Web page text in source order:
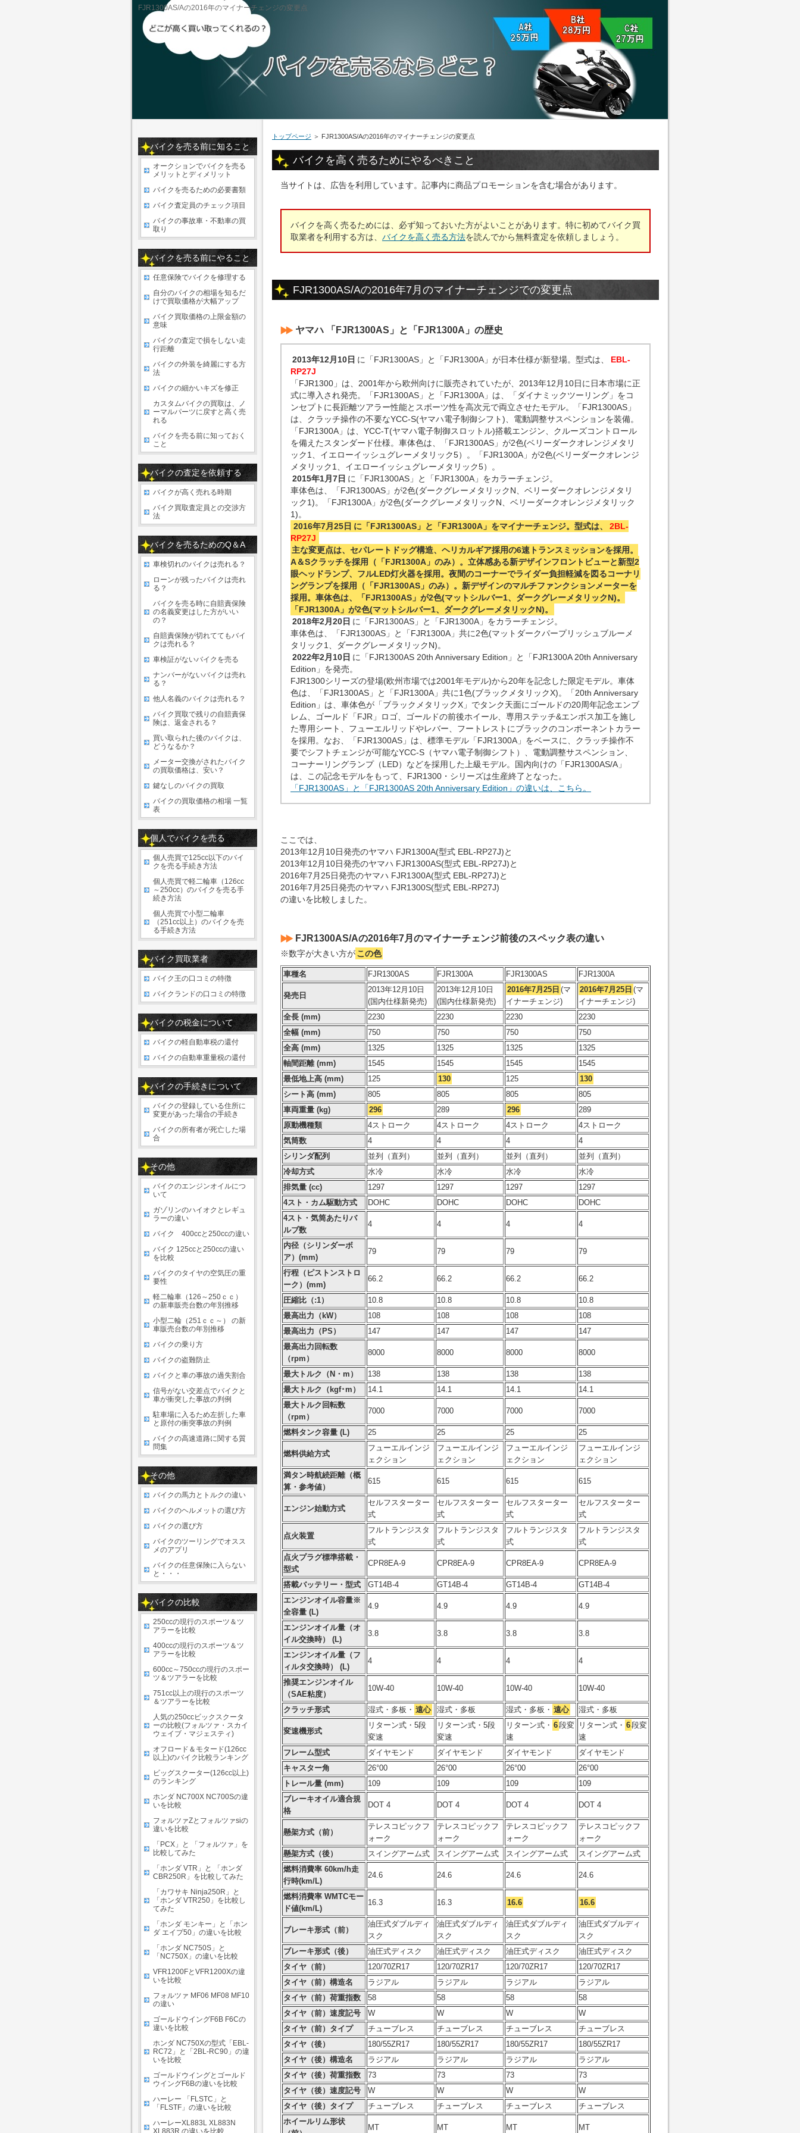
FJR1300AS/Aの2016年のマイナーチェンジの変更点
トップページ ＞ FJR1300AS/Aの2016年のマイナーチェンジの変更点
バイクを高く売るためにやるべきこと
当サイトは、広告を利用しています。記事内に商品プロモーションを含む場合があります。
バイクを高く売るためには、必ず知っておいた方がよいことがあります。特に初めてバイク買
取業者を利用する方は、 バイクを高く売る方法を読んでから無料査定を依頼しましょう。
FJR1300AS/Aの2016年7月のマイナーチェンジでの変更点
ヤマハ 「FJR1300AS」と「FJR1300A」の歴史
2013年12月10日 に「FJR1300AS」と「FJR1300A」が日本仕様が新登場。型式は、
EBL-
RP27J
「FJR1300」は、2001年から欧州向けに販売されていたが、2013年12月10日に日本市場に正
式に導入され発売。「FJR1300AS」と「FJR1300A」は、「ダイナミックツーリング」をコ
ンセプトに長距離ツアラー性能とスポーツ性を高次元で両立させたモデル。「FJR1300AS」
は、クラッチ操作の不要なYCC-S(ヤマハ電子制御シフト)、電動調整サスペンションを装備。
「FJR1300A」は、YCC-T(ヤマハ電子制御スロットル)搭載エンジン、クルーズコントロール
を備えたスタンダード仕様。車体色は、「FJR1300AS」が2色(ベリーダークオレンジメタリ
ック1、イエローイッシュグレーメタリック5）。「FJR1300A」が2色(ベリーダークオレンジ
メタリック1、イエローイッシュグレーメタリック5）。
2015年1月7日 に「FJR1300AS」と「FJR1300A」をカラーチェンジ。
車体色は、「FJR1300AS」が2色(ダークグレーメタリックN、ベリーダークオレンジメタリ
ック1)。「FJR1300A」が2色(ダークグレーメタリックN、ベリーダークオレンジメタリック
1)。
2016年7月25日 に「FJR1300AS」と「FJR1300A」をマイナーチェンジ。型式は、
2BL-
RP27J
主な変更点は、セパレートドッグ構造、ヘリカルギア採用の6速トランスミッションを採用。
A＆Sクラッチを採用（「FJR1300A」のみ）。立体感ある新デザインフロントビューと新型2
眼ヘッドランプ、フルLED灯火器を採用。夜間のコーナーでライダー負担軽減を図るコーナリ
ングランプを採用（「FJR1300AS」のみ）。新デザインのマルチファンクションメーターを
採用。車体色は、「FJR1300AS」が2色(マットシルバー1、ダークグレーメタリックN)。
「FJR1300A」が2色(マットシルバー1、ダークグレーメタリックN)。
2018年2月20日 に「FJR1300AS」と「FJR1300A」をカラーチェンジ。
車体色は、「FJR1300AS」と「FJR1300A」共に2色(マットダークパープリッシュブルーメ
タリック1、ダークグレーメタリックN)。
2022年2月10日 に「FJR1300AS 20th Anniversary Edition」と「FJR1300A 20th Anniversary
Edition」を発売。
FJR1300シリーズの登場(欧州市場では2001年モデル)から20年を記念した限定モデル。車体
色は、「FJR1300AS」と「FJR1300A」共に1色(ブラックメタリックX)。「20th Anniversary
Edition」は、車体色が「ブラックメタリックX」でタンク天面にゴールドの20周年記念エンブ
レム、ゴールド「FJR」ロゴ、ゴールドの前後ホイール、専用ステッチ&エンボス加工を施し
た専用シート、フューエルリッドやレバー、フートレストにブラックのコンポーネントカラー
を採用。なお、「FJR1300AS」は、標準モデル「FJR1300A」をベースに、クラッチ操作不
要でシフトチェンジが可能なYCC-S（ヤマハ電子制御シフト）、電動調整サスペンション、
コーナーリングランプ（LED）などを採用した上級モデル。国内向けの「FJR1300AS/A」
は、この記念モデルをもって、FJR1300・シリーズは生産終了となった。
「FJR1300AS」と「FJR1300AS 20th Anniversary Edition」の違いは、こちら。
ここでは、
2013年12月10日発売のヤマハ FJR1300A(型式 EBL-RP27J)と
2013年12月10日発売のヤマハ FJR1300AS(型式 EBL-RP27J)と
2016年7月25日発売のヤマハ FJR1300A(型式 EBL-RP27J)と
2016年7月25日発売のヤマハ FJR1300S(型式 EBL-RP27J)
の違いを比較しました。
FJR1300AS/Aの2016年7月のマイナーチェンジ前後のスペック表の違い
※数字が大きい方がこの色
車種名 FJR1300AS FJR1300A FJR1300AS FJR1300A
発売日
2013年12月10日
(国内仕様新発売)
2013年12月10日
(国内仕様新発売)
2016年7月25日 (マ
イナーチェンジ)
2016年7月25日 (マ
イナーチェンジ)
全長 (mm)
2230 2230 2230
2230
全幅 (mm)
750 750 750
750
全高 (mm)
1325 1325 1325
1325
軸間距離 (mm)
1545 1545 1545
1545
最低地上高 (mm)
125 130 125
130
シート高 (mm)
805 805 805
805
車両重量 (kg)
296 289 296
289
原動機種類
4ストローク 4ストローク 4ストローク
4ストローク
気筒数
4 4 4
4
シリンダ配列
並列（直列） 並列（直列） 並列（直列）
並列（直列）
冷却方式
水冷 水冷 水冷
水冷
排気量 (cc)
1297 1297 1297
1297
4スト・カム駆動方式
DOHC DOHC DOHC
DOHC
4スト・気筒あたりバ
ルブ数
4 4 4 4
内径（シリンダーボ
ア）(mm)
79 79 79 79
行程（ピストンストロ
ーク）(mm)
66.2 66.2 66.2 66.2
圧縮比（:1） 10.8 10.8 10.8
10.8
最高出力（kW）
108 108 108
108
最高出力（PS）
147 147 147
147
最高出力回転数
（rpm）
8000 8000 8000 8000
最大トルク（N・m） 138 138 138
138
最大トルク（kgf･m）
14.1 14.1 14.1
14.1
最大トルク回転数
（rpm）
7000 7000 7000 7000
燃料タンク容量 (L) 25 25 25 25
燃料供給方式
フューエルインジ
ェクション
フューエルインジ
ェクション
フューエルインジ
ェクション
フューエルインジ
ェクション
満タン時航続距離（概
算・参考値）
615 615 615 615
エンジン始動方式
セルフスターター
式
セルフスターター
式
セルフスターター
式
セルフスターター
式
点火装置
フルトランジスタ
式
フルトランジスタ
式
フルトランジスタ
式
フルトランジスタ
式
点火プラグ標準搭載・
型式
CPR8EA-9 CPR8EA-9 CPR8EA-9 CPR8EA-9
搭載バッテリー・型式 GT14B-4 GT14B-4 GT14B-4
GT14B-4
エンジンオイル容量※
全容量 (L)
4.9 4.9 4.9 4.9
エンジンオイル量（オ
イル交換時） (L)
3.8 3.8 3.8 3.8
エンジンオイル量（フ
ィルタ交換時） (L)
4 4 4 4
推奨エンジンオイル
（SAE粘度）
10W-40 10W-40 10W-40 10W-40
クラッチ形式 湿式・多板・ 遠心 湿式・多板 湿式・多板・ 遠心 湿式・多板
変速機形式
リターン式・5段
変速
リターン式・5段
変速
リターン式・ 6段変
速
リターン式・ 6段変
速
フレーム型式
ダイヤモンド ダイヤモンド ダイヤモンド
ダイヤモンド
キャスター角
26°00 26°00 26°00
26°00
トレール量 (mm)
109 109 109
109
ブレーキオイル適合規
格
DOT 4 DOT 4 DOT 4 DOT 4
懸架方式（前）
テレスコピックフ
ォーク
テレスコピックフ
ォーク
テレスコピックフ
ォーク
テレスコピックフ
ォーク
懸架方式（後）
スイングアーム式 スイングアーム式 スイングアーム式
スイングアーム式
燃料消費率 60km/h走
行時(km/L)
24.6 24.6 24.6 24.6
燃料消費率 WMTCモー
ド値(km/L)
16.3 16.3 16.6 16.6
ブレーキ形式（前）
油圧式ダブルディ
スク
油圧式ダブルディ
スク
油圧式ダブルディ
スク
油圧式ダブルディ
スク
ブレーキ形式（後）
油圧式ディスク 油圧式ディスク 油圧式ディスク
油圧式ディスク
タイヤ（前）
120/70ZR17 120/70ZR17 120/70ZR17
120/70ZR17
タイヤ（前）構造名
ラジアル ラジアル ラジアル
ラジアル
タイヤ（前）荷重指数
58 58 58
58
タイヤ（前）速度記号
W W W
W
タイヤ（前）タイプ
チューブレス チューブレス チューブレス
チューブレス
タイヤ（後）
180/55ZR17 180/55ZR17 180/55ZR17
180/55ZR17
タイヤ（後）構造名
ラジアル ラジアル ラジアル
ラジアル
タイヤ（後）荷重指数
73 73 73
73
タイヤ（後）速度記号
W W W
W
タイヤ（後）タイプ
チューブレス チューブレス チューブレス
チューブレス
ホイールリム形状
MT MT MT MT
バイクを売る前に知ること
オークションでバイクを売る
メリットとディメリット
バイクを売るための必要書類
バイク査定員のチェック項目
バイクの事故車・不動車の買
取り
バイクを売る前にやること
任意保険でバイクを修理する
自分のバイクの相場を知るだ
けで買取価格が大幅アップ
バイク買取価格の上限金額の
意味
バイクの査定で損をしない走
行距離
バイクの外装を綺麗にする方
法
バイクの細かいキズを修正
カスタムバイクの買取は、ノ
ーマルパーツに戻すと高く売
れる
バイクを売る前に知っておく
こと
バイクの査定を依頼する
バイクが高く売れる時期
バイク買取査定員との交渉方
法
バイクを売るためのQ＆A
車検切れのバイクは売れる？
ローンが残ったバイクは売れ
る？
バイクを売る時に自賠責保険
の名義変更はした方がいい
の？
自賠責保険が切れててもバイ
クは売れる？
車検証がないバイクを売る
ナンバーがないバイクは売れ
る？
他人名義のバイクは売れる？
バイク買取で残りの自賠責保
険は、返金される？
買い取られた後のバイクは、
どうなるか？
メーター交換がされたバイク
の買取価格は、安い？
鍵なしのバイクの買取
バイクの買取価格の相場 一覧
表
個人でバイクを売る
個人売買で125cc以下のバイ
クを売る手続き方法
個人売買で軽二輪車（126cc
～250cc）のバイクを売る手
続き方法
個人売買で小型二輪車
（251cc以上）のバイクを売
る手続き方法
バイク買取業者
バイク王の口コミの特徴
バイクランドの口コミの特徴
バイクの税金について
バイクの軽自動車税の還付
バイクの自動車重量税の還付
バイクの手続きについて
バイクの登録している住所に
変更があった場合の手続き
バイクの所有者が死亡した場
合
その他
バイクのエンジンオイルにつ
いて
ガゾリンのハイオクとレギュ
ラーの違い
バイク 400ccと250ccの違い
バイク 125ccと250ccの違い
を比較
バイクのタイヤの空気圧の重
要性
軽二輪車（126～250ｃｃ）
の新車販売台数の年別推移
小型二輪（251ｃｃ～） の新
車販売台数の年別推移
バイクの乗り方
バイクの盗難防止
バイクと車の事故の過失割合
信号がない交差点でバイクと
車が衝突した事故の判例
駐車場に入るため左折した車
と原付の衝突事故の判例
バイクの高速道路に関する質
問集
その他
バイクの馬力とトルクの違い
バイクのヘルメットの選び方
バイクの選び方
バイクのツーリングでオスス
メのアプリ
バイクの任意保険に入らない
と・・・
バイクの比較
250ccの現行のスポーツ＆ツ
アラーを比較
400ccの現行のスポーツ＆ツ
アラーを比較
600cc～750ccの現行のスポー
ツ＆ツアラーを比較
751cc以上の現行のスポーツ
＆ツアラーを比較
人気の250ccビックスクータ
ーの比較(フォルツァ・スカイ
ウェイブ・マジェスティ)
オフロード＆モタード(126cc
以上)のバイク比較ランキング
ビッグスクーター(126cc以上)
のランキング
ホンダ NC700X NC700Sの違
いを比較
フォルツァZとフォルツァsiの
違いを比較
「PCX」と 「フォルツァ」を
比較してみた
「ホンダ VTR」と 「ホンダ
CBR250R」を比較してみた
「カワサキ Ninja250R」と
「ホンダ VTR250」を比較し
てみた
「ホンダ モンキー」と「ホン
ダ エイプ50」の違いを比較
「ホンダ NC750S」と
「NC750X」の違いを比較
VFR1200FとVFR1200Xの違
いを比較
フォルツァ MF06 MF08 MF10
の違い
ゴールドウイングF6B F6Cの
違いを比較
ホンダ NC750Xの型式「EBL-
RC72」と「2BL-RC90」の違
いを比較
ゴールドウイングとゴールド
ウイングF6Bの違いを比較
ハーレー 「FLSTC」と
「FLSTF」の違いを比較
ハーレーXL883L XL883N
XL883R の違いを比較